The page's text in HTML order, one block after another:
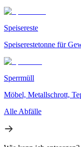
Speisereste
Speiserestetonne für
Sperrmüll
Möbel, Metallschrott,
Alle Abfälle